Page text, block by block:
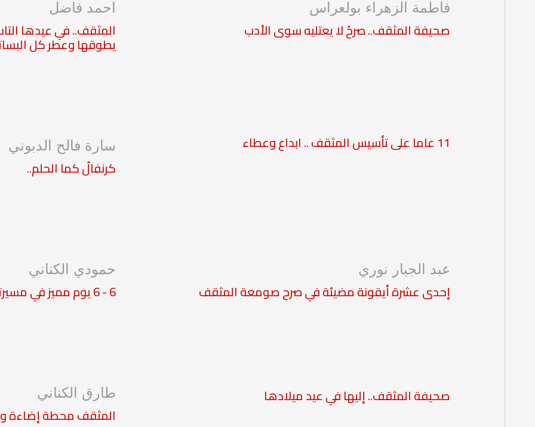
فاطمة الزهراء بولعراس
صحيفة المثقف.. صرحٌ لا يعتليه سوى الأدب
احمد فاضل
المثقف.. في عيدها
يطوقها وعطر كل
11 عاما على تأسيس المثقف .. ابداع وعطاء سارة فالح الدبوني
كرنفالٌ كما الحلم..
عبد الجبار نوري
إحدى عشرة أيقونة مضيئة في صرح صومعة المثقف
حمودي الكناني
6 - 6 يوم مميز في مسيرتي
صحيفة المثقف.. إليها في عيد ميلادها طارق الكناني
المثقف محطة إضاءة